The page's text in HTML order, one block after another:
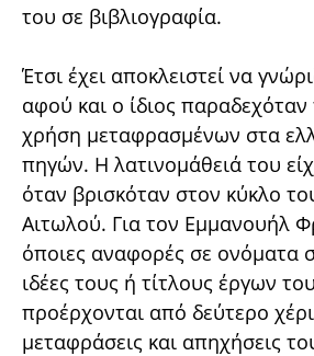
του σε βιβλιογραφία.
Έτσι έχει αποκλειστεί να
αφού και ο ίδιος
χρήση μεταφρασμένων στα
πηγών. Η λατινομάθειά του
όταν βρισκόταν στον κύκλο
Αιτωλού. Για τον Εμμανουήλ
όποιες αναφορές σε ονόματα
ιδέες τους ή τίτλους έργων
προέρχονται από δεύτερο
μεταφράσεις και απηχήσεις